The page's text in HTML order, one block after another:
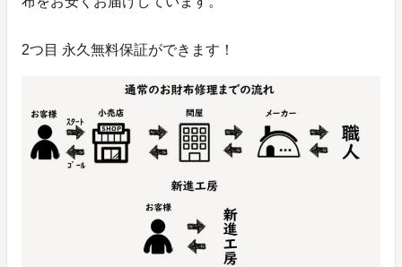
2つ目 永久無料保証ができます！